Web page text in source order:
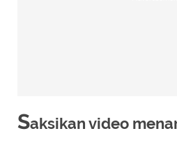
Saksikan video